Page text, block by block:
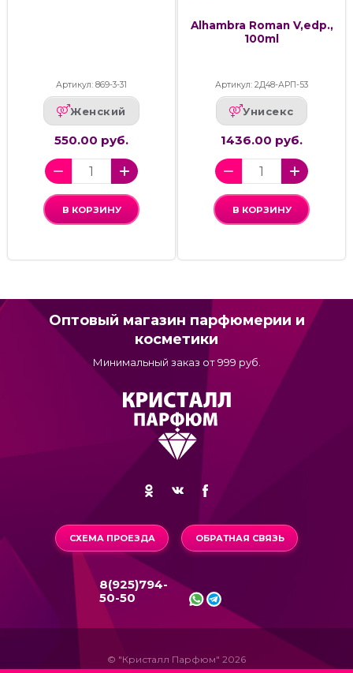
Артикул: 869-3-31
Женский
550.00 руб.
В КОРЗИНУ
Alhambra Roman V,edp.,
100ml
Артикул: 2Д48-АРП-53
Унисекс
1436.00 руб.
В КОРЗИНУ
Оптовый магазин парфюмерии и
косметики
Минимальный заказ от 999 руб.
СХЕМА ПРОЕЗДА ОБРАТНАЯ СВЯЗЬ
8(925)794-
50-50
© "Кристалл Парфюм" 2026